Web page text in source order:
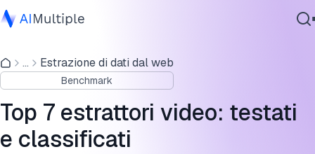
IA Agente
Sicurezza Informatica
Dati
Software Aziendale
Servizi
... Estrazione di dati dal web
Benchmark
Top 7 estrattori video: testati
e classificati
Quali dati puoi estrarre dalle piattaforme video
Estrattori video e risultati benchmark